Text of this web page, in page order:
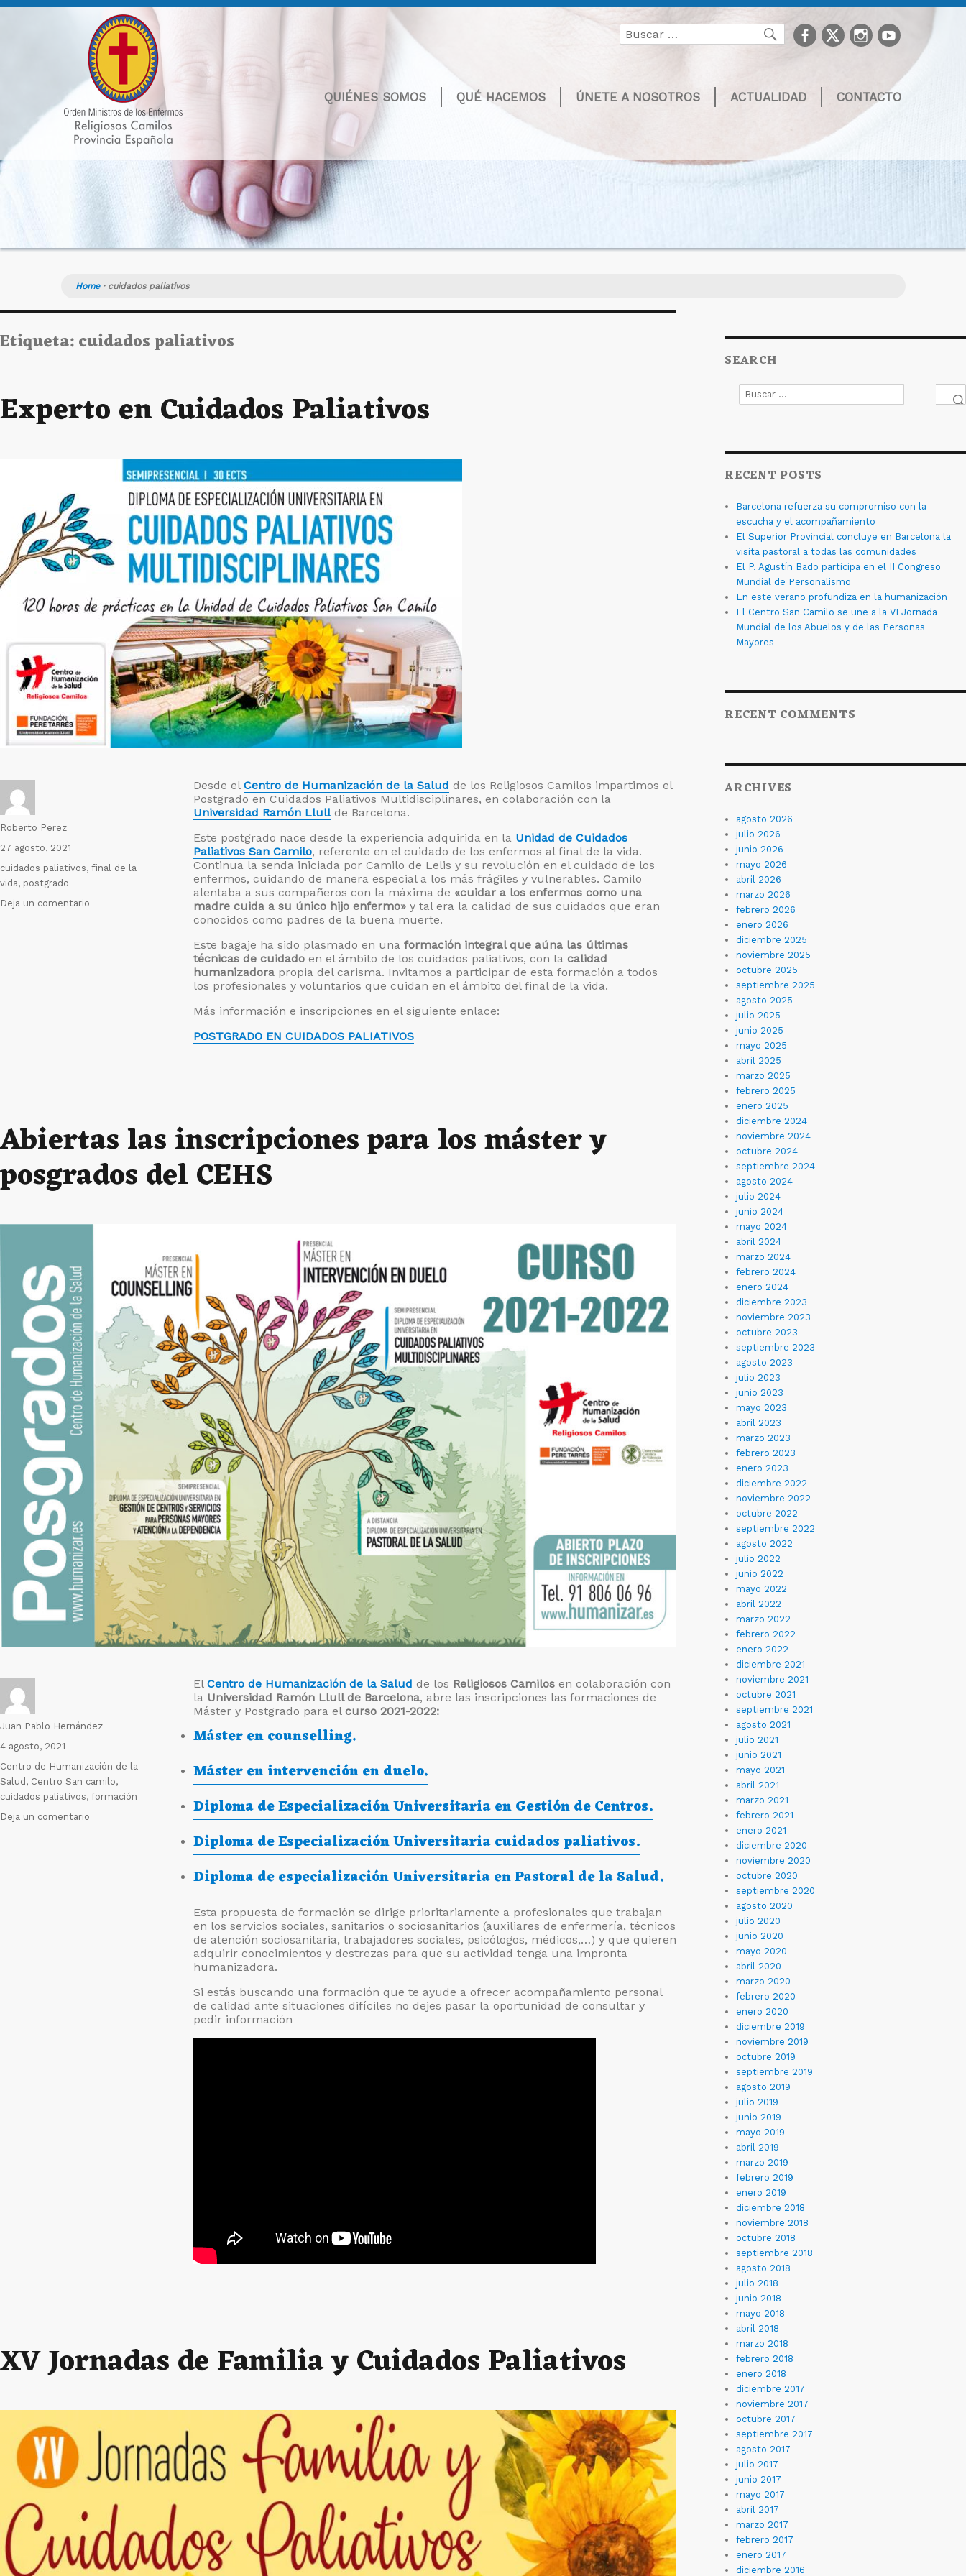
Buscar
por:
Buscarfacebook
TwitterInstagram
youtube
QUIÉNES SOMOS QUÉ HACEMOS ÚNETE A NOSOTROS ACTUALIDAD CONTACTO
Home· cuidados paliativos
Etiqueta:cuidados paliativos
Experto en Cuidados Paliativos
Desde el Centro de Humanización de la Salud de los Religiosos Camilos impartimos el
Postgrado en Cuidados Paliativos Multidisciplinares, en colaboración con la
Universidad Ramón Llullde Barcelona.
Este postgrado nace desde la experiencia adquirida en la Unidad de Cuidados
Paliativos San Camilo, referente en el cuidado de los enfermos al final de la vida.
Continua la senda iniciada por Camilo de Lelis y su revolución en el cuidado de los
enfermos, cuidando de manera especial a los más frágiles y vulnerables. Camilo
alentaba a sus compañeros con la máxima de «cuidar a los enfermos como una
madre cuida a su único hijo enfermo»y tal era la calidad de sus cuidados que eran
conocidos como padres de la buena muerte.
Este bagaje ha sido plasmado en unaformación integral que aúna las últimas
técnicas de cuidadoen el ámbito de los cuidados paliativos, con la calidad
humanizadorapropia del carisma. Invitamos a participar de esta formación a todos
los profesionales y voluntarios que cuidan en el ámbito del final de la vida.
Más información e inscripciones en el siguiente enlace:
POSTGRADO EN CUIDADOS PALIATIVOS
Autor
Roberto Perez
Publicado
27 agosto, 2021
Etiquetas
cuidados paliativos, final de la
vida, postgrado
Deja un comentario
Abiertas las inscripciones para los máster y
posgrados del CEHS
El Centro de Humanización de la Salud de los Religiosos Camilosen colaboración con
la Universidad Ramón Llull de Barcelona, abre las inscripciones las formaciones de
Máster y Postgrado para el curso 2021-2022:
Máster en counselling.
Máster en intervención en duelo.
Diploma de Especialización Universitaria en Gestión de Centros.
Diploma de Especialización Universitaria cuidados paliativos.
Diploma de especialización Universitaria en Pastoral de la Salud.
Esta propuesta de formación se dirige prioritariamente a profesionales que trabajan
en los servicios sociales, sanitarios o sociosanitarios (auxiliares de enfermería, técnicos
de atención sociosanitaria, trabajadores sociales, psicólogos, médicos,…) y que quieren
adquirir conocimientos y destrezas para que su actividad tenga una impronta
humanizadora.
Si estás buscando una formación que te ayude a ofrecer acompañamiento personal
de calidad ante situaciones difíciles no dejes pasar la oportunidad de consultar y
pedir información
Autor
Juan Pablo Hernández
Publicado
el
4 agosto, 2021
Etiquetas
Centro de Humanización de la
Salud , Centro San camilo,
cuidados paliativos, formación
Deja un comentario
XV Jornadas de Familia y Cuidados Paliativos
SEARCH
Buscar
por:
RECENT POSTS
Barcelona refuerza su compromiso con la
escucha y el acompañamiento
El Superior Provincial concluye en Barcelona la
visita pastoral a todas las comunidades
El P. Agustín Bado participa en el II Congreso
Mundial de Personalismo
En este verano profundiza en la humanización
El Centro San Camilo se une a la VI Jornada
Mundial de los Abuelos y de las Personas
Mayores
RECENT COMMENTS
ARCHIVES
agosto 2026
julio 2026
junio 2026
mayo 2026
abril 2026
marzo 2026
febrero 2026
enero 2026
diciembre 2025
noviembre 2025
octubre 2025
septiembre 2025
agosto 2025
julio 2025
junio 2025
mayo 2025
abril 2025
marzo 2025
febrero 2025
enero 2025
diciembre 2024
noviembre 2024
octubre 2024
septiembre 2024
agosto 2024
julio 2024
junio 2024
mayo 2024
abril 2024
marzo 2024
febrero 2024
enero 2024
diciembre 2023
noviembre 2023
octubre 2023
septiembre 2023
agosto 2023
julio 2023
junio 2023
mayo 2023
abril 2023
marzo 2023
febrero 2023
enero 2023
diciembre 2022
noviembre 2022
octubre 2022
septiembre 2022
agosto 2022
julio 2022
junio 2022
mayo 2022
abril 2022
marzo 2022
febrero 2022
enero 2022
diciembre 2021
noviembre 2021
octubre 2021
septiembre 2021
agosto 2021
julio 2021
junio 2021
mayo 2021
abril 2021
marzo 2021
febrero 2021
enero 2021
diciembre 2020
noviembre 2020
octubre 2020
septiembre 2020
agosto 2020
julio 2020
junio 2020
mayo 2020
abril 2020
marzo 2020
febrero 2020
enero 2020
diciembre 2019
noviembre 2019
octubre 2019
septiembre 2019
agosto 2019
julio 2019
junio 2019
mayo 2019
abril 2019
marzo 2019
febrero 2019
enero 2019
diciembre 2018
noviembre 2018
octubre 2018
septiembre 2018
agosto 2018
julio 2018
junio 2018
mayo 2018
abril 2018
marzo 2018
febrero 2018
enero 2018
diciembre 2017
noviembre 2017
octubre 2017
septiembre 2017
agosto 2017
julio 2017
junio 2017
mayo 2017
abril 2017
marzo 2017
febrero 2017
enero 2017
diciembre 2016